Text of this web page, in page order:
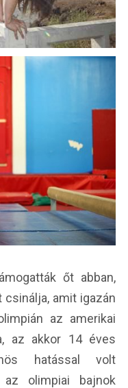
őt abban,
amit igazán
az amerikai
az akkor 14 éves
hatással volt
olimpiai bajnok